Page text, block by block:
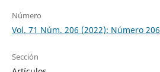
Número
Vol. 71 Núm. 206 (2022): Número 206
Sección